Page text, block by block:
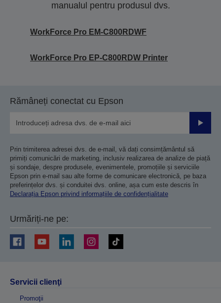
manualul pentru produsul dvs.
WorkForce Pro EM-C800RDWF
WorkForce Pro EP-C800RDW Printer
Rămâneți conectat cu Epson
Prin trimiterea adresei dvs. de e-mail, vă dați consimțământul să
primiți comunicări de marketing, inclusiv realizarea de analize de piață
și sondaje, despre produsele, evenimentele, promoțiile și serviciile
Epson prin e-mail sau alte forme de comunicare electronică, pe baza
preferințelor dvs. și conduitei dvs. online, așa cum este descris în
Declarația Epson privind informațiile de confidențialitate
Urmăriți-ne pe:
Servicii clienţi
Promoţii